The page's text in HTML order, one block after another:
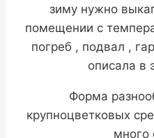
зиму нужно
помещении с
погреб , подвал ,
описала в
Форма
крупноцветковых
много